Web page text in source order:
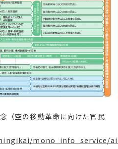
（空の移動革命に向けた官民
mono_info_service/